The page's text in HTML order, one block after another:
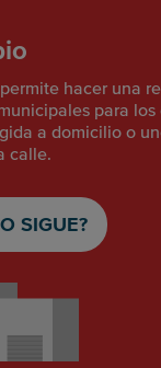
hacer una
para
a domicilio o
calle.
SIGUE?